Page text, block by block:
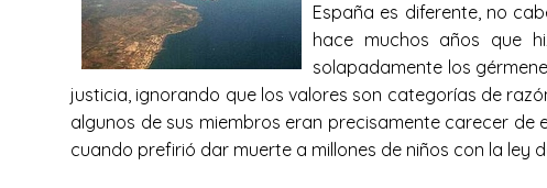
España es diferente, no
hace muchos años que
solapadamente los
justicia, ignorando que los valores son categorías de
algunos de sus miembros eran precisamente carecer
cuando prefirió dar muerte a millones de niños con la